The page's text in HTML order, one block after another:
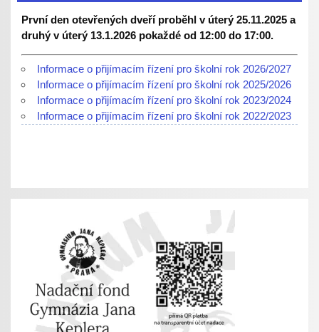
První den otevřených dveří proběhl v úterý 25.11.2025 a
druhý v úterý 13.1.2026 pokaždé od 12:00 do 17:00.
Informace o přijímacím řízení pro školní rok 2026/2027
Informace o přijímacím řízení pro školní rok 2025/2026
Informace o přijímacím řízení pro školní rok 2023/2024
Informace o přijímacím řízení pro školní rok 2022/2023